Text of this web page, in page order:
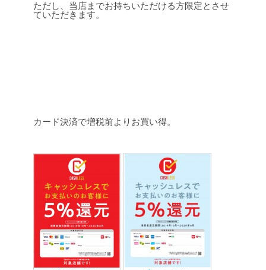
ただし、当店までお持ちいただける方限定とさせ
ていただきます。
カード決済で増税前よりお買い得。